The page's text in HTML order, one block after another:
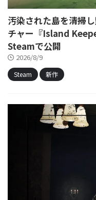
汚染された島を清掃
チャー『Island
Steamで公開
2026/8/9
Steam 新作